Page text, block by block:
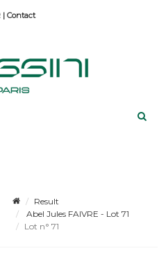
Contact
Result
Abel Jules FAIVRE - Lot 71
Lot n° 71